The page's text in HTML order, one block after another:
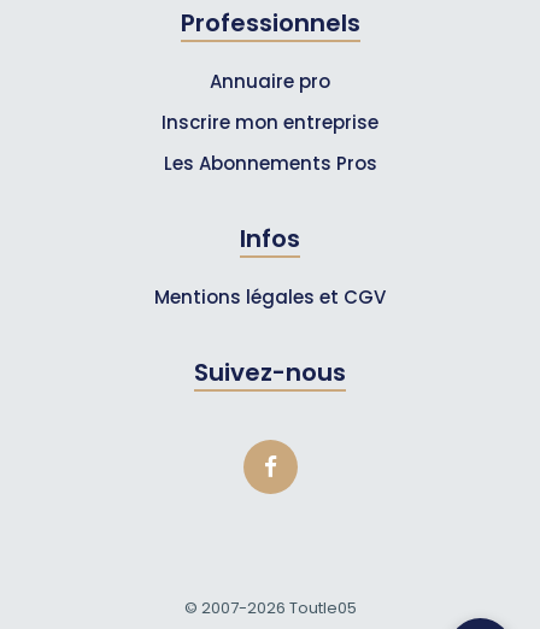
Professionnels
Annuaire pro
Inscrire mon entreprise
Les Abonnements Pros
Infos
Mentions légales et CGV
Suivez-nous
© 2007-2026 Toutle05